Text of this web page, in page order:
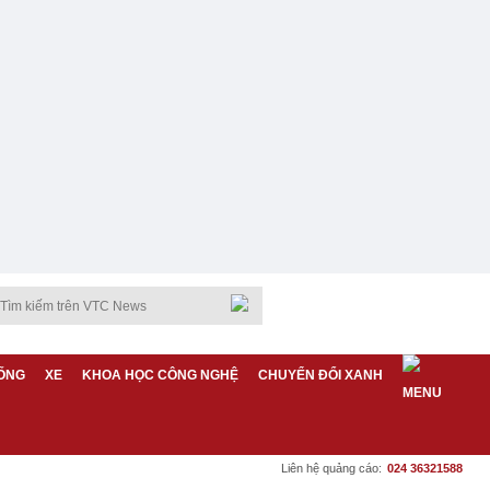
XE KHOA HỌC CÔNG NGHỆ CHUYỂN ĐỔI XANH
Liên hệ quảng cáo: 024 36321588